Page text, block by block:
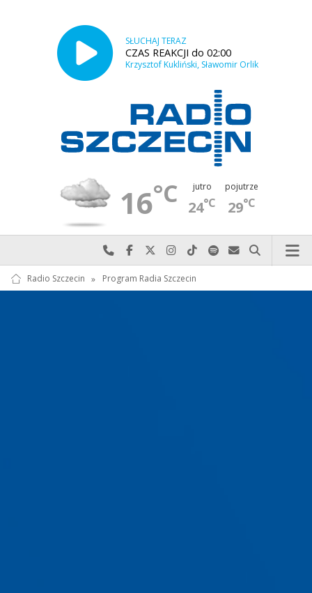
SŁUCHAJ TERAZ
CZAS REAKCJI do 02:00
Krzysztof Kukliński, Sławomir Orlik
16°C jutro
24°C
pojutrze
29°C
Najlepiej po prostu do nas zadzwoń
Odwiedź nas na Facebook-u
Odwiedź nas na X
Odwiedź nas na Instagram-ie
Odwiedź nas na TikTok-u
Szukaj nas na Spotify
Wyślij do nas
Szukaj
Radio Szczecin » Program Radia Szczecin